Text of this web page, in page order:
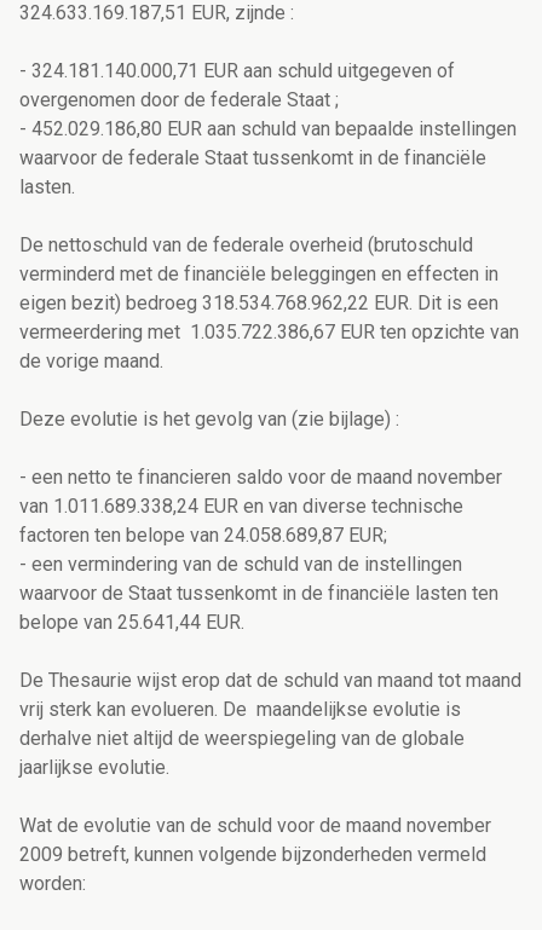
324.633.169.187,51 EUR, zijnde :
- 324.181.140.000,71 EUR aan schuld uitgegeven of
overgenomen door de federale Staat ;
- 452.029.186,80 EUR aan schuld van bepaalde instellingen
waarvoor de federale Staat tussenkomt in de financiële
lasten.
De nettoschuld van de federale overheid (brutoschuld
verminderd met de financiële beleggingen en effecten in
eigen bezit) bedroeg 318.534.768.962,22 EUR. Dit is een
vermeerdering met 1.035.722.386,67 EUR ten opzichte van
de vorige maand.
Deze evolutie is het gevolg van (zie bijlage) :
- een netto te financieren saldo voor de maand november
van 1.011.689.338,24 EUR en van diverse technische
factoren ten belope van 24.058.689,87 EUR;
- een vermindering van de schuld van de instellingen
waarvoor de Staat tussenkomt in de financiële lasten ten
belope van 25.641,44 EUR.
De Thesaurie wijst erop dat de schuld van maand tot maand
vrij sterk kan evolueren. De maandelijkse evolutie is
derhalve niet altijd de weerspiegeling van de globale
jaarlijkse evolutie.
Wat de evolutie van de schuld voor de maand november
2009 betreft, kunnen volgende bijzonderheden vermeld
worden: